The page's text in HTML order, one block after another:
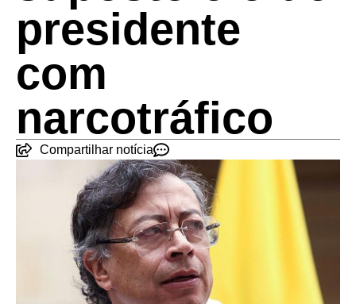
presidente
com
narcotráfico
Compartilhar notícia